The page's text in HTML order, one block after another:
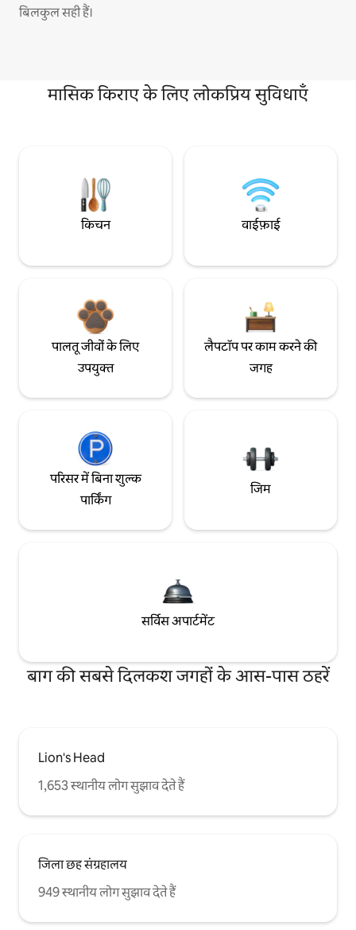
बिलकुल सही हैं।
मासिक किराए के लिए लोकप्रिय सुविधाएँ
किचन वाईफ़ाई
पालतू जीवों के लिए
उपयुक्त
लैपटॉप पर काम करने की
जगह
परिसर में बिना शुल्क
पार्किंग
जिम
सर्विस अपार्टमेंट
बाग की सबसे दिलकश जगहों के आस-पास ठहरें
Lion's Head
1,653 स्थानीय लोग सुझाव देते हैं
जिला छह संग्रहालय
949 स्थानीय लोग सुझाव देते हैं